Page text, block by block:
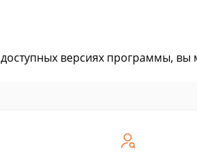
версиях программы,